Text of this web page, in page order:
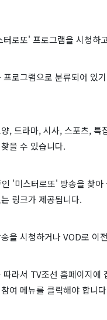
로또' 프로그램을 시청하
로그램으로 분류되어 있
, 드라마, 시사, 스포츠,
을 수 있습니다.
'미스터로또' 방송을 찾
링크가 제공됩니다.
을 시청하거나 VOD로 이
라서 TV조선 홈페이지
여 메뉴를 클릭해야 합니